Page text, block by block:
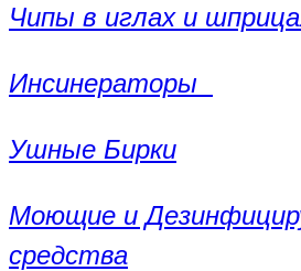
Чипы в иглах и
Инсинераторы
Ушные Бирки
Моющие и
средства